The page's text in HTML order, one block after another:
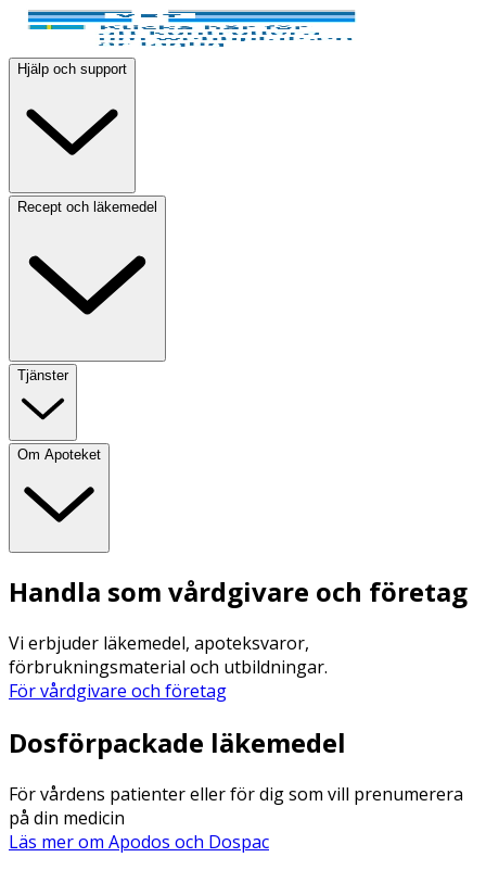
Hjälp och support
Recept och läkemedel
Tjänster
Om Apoteket
Handla som vårdgivare och företag
Vi erbjuder läkemedel, apoteksvaror,
förbrukningsmaterial och utbildningar.
För vårdgivare och företag
Dosförpackade läkemedel
För vårdens patienter eller för dig som vill prenumerera
på din medicin
Läs mer om Apodos och Dospac